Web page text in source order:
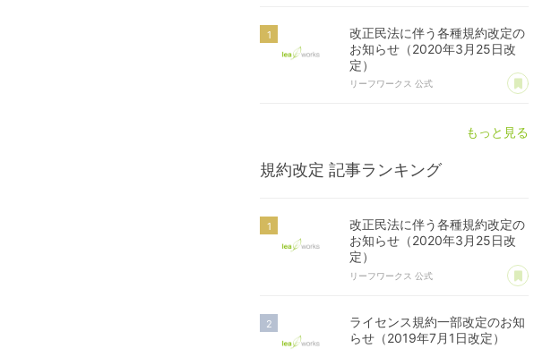
改正民法に伴う各種規約改定の
お知らせ（2020年3月25日改
定）
リーフワークス 公式 あ
もっと見る
規約改定 記事ランキング
改正民法に伴う各種規約改定の
お知らせ（2020年3月25日改
定）
リーフワークス 公式 あ
ライセンス規約一部改定のお知
らせ（2019年7月1日改定）